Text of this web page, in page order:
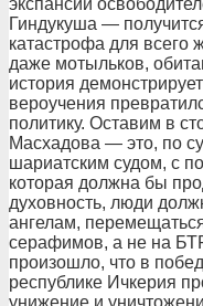
экспансии
Гиндукуша —
катастрофа для всего
даже мотыльков,
история
вероучения
политику. Оставим в
Масхадова — это, по
шариатским судом, с
которая должна бы
духовность, люди
ангелам,
серафимов, а не на
произошло, что в
республике Ичкерия
унижение и